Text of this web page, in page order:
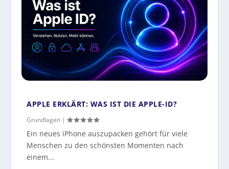
APPLE ERKLÄRT: WAS IST DIE APPLE-ID?
Grundlagen |
Ein neues iPhone auszupacken gehört für viele
Menschen zu den schönsten Momenten nach
einem...